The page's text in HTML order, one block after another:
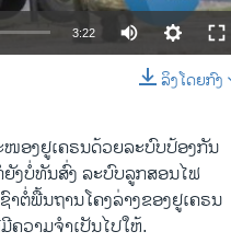
SHARE
3:22
ລິງໂດຍກົງ
ໜອງ​ຢູ​ເຄ​ຣນ​ດ້ວຍ​ລະ​ບົບ​ປ້ອງ​ກັນ​
ງ​ບໍ່​ທັນ​ສົ່ງ ​ລະ​ບົບ​ລູກ​ສອນ​ໄຟ​
ຕໍ່​ພື້ນ​ຖານ​ໂຄງ​ລ່າງ​ຂອງ​ຢູ​ເຄ​ຣນ
ວາມ​ຈຳ​ເປັນ​ໄປ​ໃຫ້.